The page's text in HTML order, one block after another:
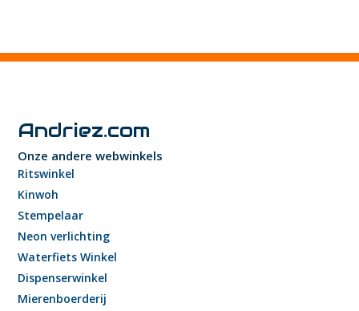
Andriez.com
Onze andere webwinkels
Ritswinkel
Kinwoh
Stempelaar
Neon verlichting
Waterfiets Winkel
Dispenserwinkel
Mierenboerderij